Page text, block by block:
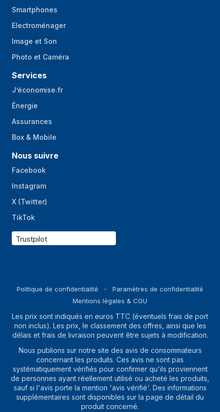
Smartphones
Electroménager
Image et Son
Photo et Caméra
Services
J’économise.fr
Énergie
Assurances
Box & Mobile
Nous suivre
Facebook
Instagram
X (Twitter)
TikTok
Trustpilot
Politique de confidentialité
Paramètres de confidentialité
Mentions légales & CGU
Les prix sont indiqués en euros TTC (éventuels frais de port
non inclus). Les prix, le classement des offres, ainsi que les
délais et frais de livraison peuvent être sujets à modification.
Nous publions sur notre site des avis de consommateurs
concernant les produits. Ces avis ne sont pas
systématiquement vérifiés pour confirmer qu'ils proviennent
de personnes ayant réellement utilisé ou acheté les produits,
sauf si l'avis porte la mention 'avis vérifié'. Des informations
supplémentaires sont disponibles sur la page de détail du
produit concerné.